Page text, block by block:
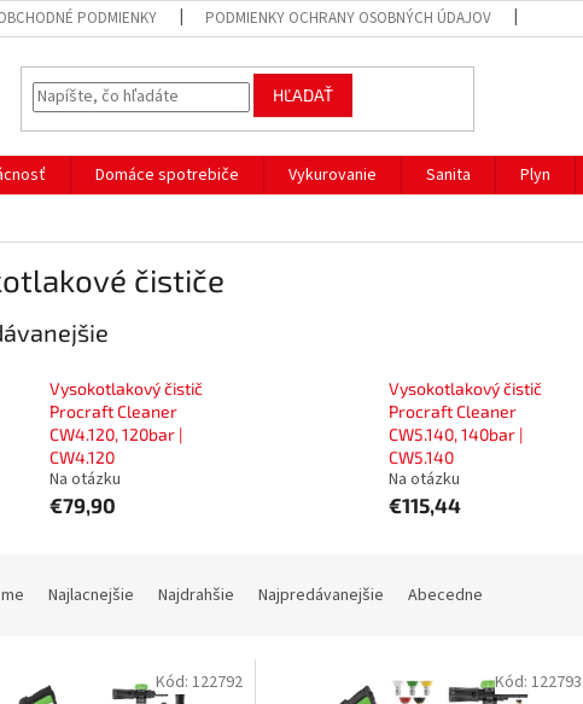
PODMIENKY PODMIENKY OCHRANY OSOBNÝCH ÚDAJOV
HĽADAŤ
Domáce spotrebiče Vykurovanie Sanita Plyn
čističe
Vysokotlakový čistič
Procraft Cleaner
CW4.120, 120bar |
CW4.120
Na otázku
€79,90
Vysokotlakový čistič
Procraft Cleaner
CW5.140, 140bar |
CW5.140
Na otázku
€115,44
Najlacnejšie Najdrahšie Najpredávanejšie Abecedne
Kód: 122792 Kód: 122793